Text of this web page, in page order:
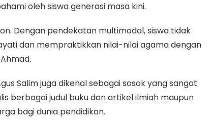
oleh siswa generasi masa kini.
Dengan pendekatan multimodal, siswa tidak
dan mempraktikkan nilai-nilai agama dengan
Salim juga dikenal sebagai sosok yang sangat
berbagai judul buku dan artikel ilmiah maupun
bagi dunia pendidikan.